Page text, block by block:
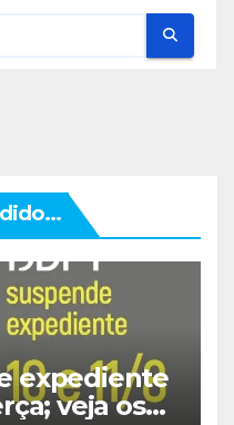
expediente
veja os